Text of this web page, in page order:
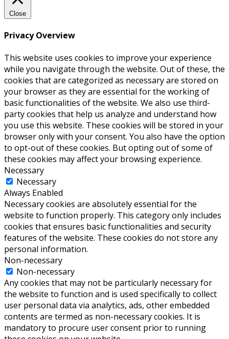
Close
Privacy Overview
This website uses cookies to improve your experience
while you navigate through the website. Out of these, the
cookies that are categorized as necessary are stored on
your browser as they are essential for the working of
basic functionalities of the website. We also use third-
party cookies that help us analyze and understand how
you use this website. These cookies will be stored in your
browser only with your consent. You also have the option
to opt-out of these cookies. But opting out of some of
these cookies may affect your browsing experience.
Necessary
Necessary
Always Enabled
Necessary cookies are absolutely essential for the
website to function properly. This category only includes
cookies that ensures basic functionalities and security
features of the website. These cookies do not store any
personal information.
Non-necessary
Non-necessary
Any cookies that may not be particularly necessary for
the website to function and is used specifically to collect
user personal data via analytics, ads, other embedded
contents are termed as non-necessary cookies. It is
mandatory to procure user consent prior to running